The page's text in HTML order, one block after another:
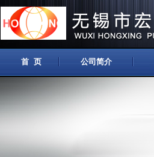
首 页 公司简介